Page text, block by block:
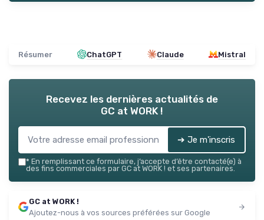
Résumer ChatGPT Claude Mistral
Recevez les dernières actualités de
GC at WORK !
➔ Je m'inscris
* En remplissant ce formulaire, j’accepte d’être contacté(e) à
des fins commerciales par GC at WORK ! et ses partenaires.
GC at WORK !
Ajoutez-nous à vos sources préférées sur Google